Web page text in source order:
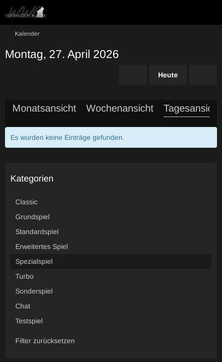
Kalender
Montag, 27. April 2026
Heute
Monatsansicht Wochenansicht Tagesansicht
Es wurden keine Einträge gefunden.
Kategorien
Classic
Grundspiel
Standardspiel
Erweitertes Spiel
Spezialspiel
Turbo
Sonderspiel
Chat
Testspiel
Filter zurücksetzen